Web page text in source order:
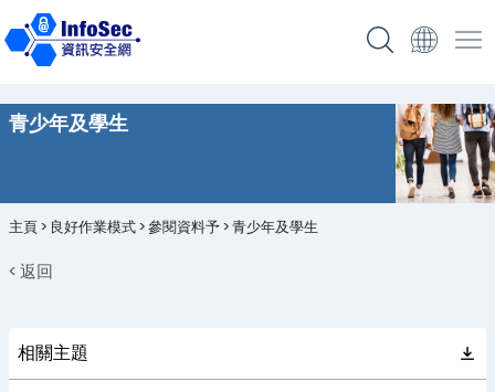
青少年及學生
主頁> 良好作業模式>參閱資料予>青少年及學生
< 返回
相關主題